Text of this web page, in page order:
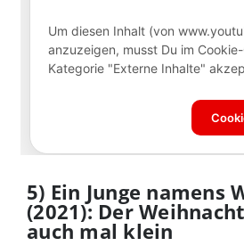
5) Ein Junge namens
(2021): Der
auch mal klein